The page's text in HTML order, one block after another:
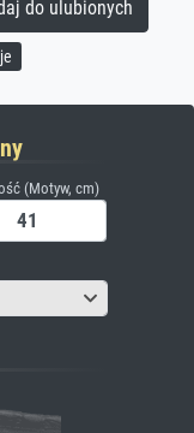
do ulubionych
(Motyw, cm)